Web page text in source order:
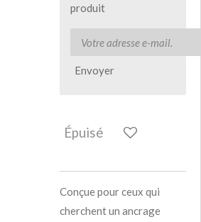
produit
Envoyer
Épuisé
Conçue pour ceux qui
cherchent un ancrage